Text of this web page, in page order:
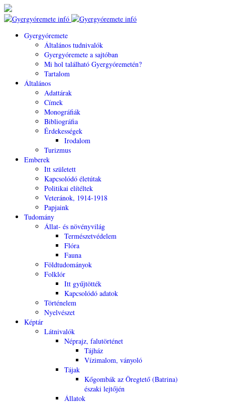
Gyergyóremete
Általános tudnivalók
Gyergyóremete a sajtóban
Mi hol található Gyergyóremetén?
Tartalom
Általános
Adattárak
Címek
Monográfiák
Bibliográfia
Érdekességek
Irodalom
Turizmus
Emberek
Itt született
Kapcsolódó életútak
Politikai elítéltek
Veteránok, 1914-1918
Papjaink
Tudomány
Állat- és növényvilág
Természetvédelem
Flóra
Fauna
Földtudományok
Folklór
Itt gyűjtötték
Kapcsolódó adatok
Történelem
Nyelvészet
Képtár
Látnivalók
Néprajz, falutörténet
Tájház
Vízimalom, ványoló
Tájak
Kőgombák az Öregtető (Batrina)
északi lejtőjén
Állatok